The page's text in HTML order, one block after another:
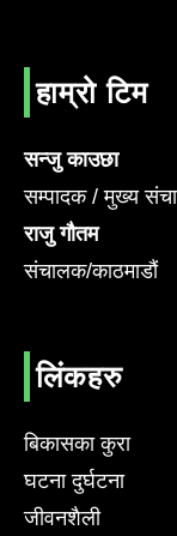
हाम्रो टिम
सन्जु काउछा
सम्पादक / मुख्य
राजु गौतम
संचालक/काठमाडौं
लिंकहरु
बिकासका कुरा
घटना दुर्घटना
जीवनशैली